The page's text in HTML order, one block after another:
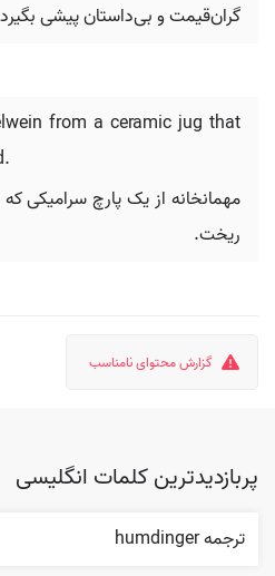
گران‌قیمت و بی‌داستان پیشی
from a ceramic jug that
مهمانخانه از یک پارچ سرامیکی
ریخت.
گزارش محتوای نامناسب
پربازدیدترین کلمات انگلیسی
ترجمه humdinger